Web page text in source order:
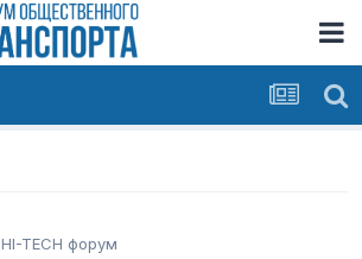
HI-TECH форум